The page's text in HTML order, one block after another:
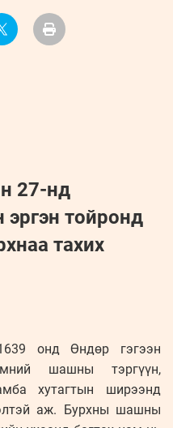
27-нд
эргэн тойронд
тахих
онд Өндөр гэгээн
шашны тэргүүн,
хутагтын ширээнд
аж. Бурхны шашны